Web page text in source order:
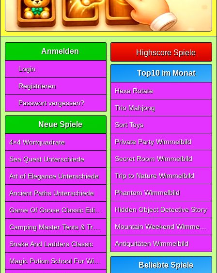
Anmelden
Login
Registrieren
Passwort vergessen?
Neue Spiele
4×4 Wortquadrate
Sea Quest Unterschiede
Art of Elegance Unterschiede
Ancient Paths Unterschiede
Game Of Goose Classic Edition
Camping Master Tents & Trees
Snake And Ladders Classic
Magic Potion School For Witch
Highscore Spiele
Top10 im Monat
Hexa Rotate
Trio Mahjong
Sort Toys
Private Party Wimmelbild
Secret Room Wimmelbild
Trip to Nature Wimmelbild
Phantom Wimmelbild
Hidden Object Detective Story
Mountain Weekend Wimmelbild
Antiquitäten Wimmelbild
Beliebte Spiele